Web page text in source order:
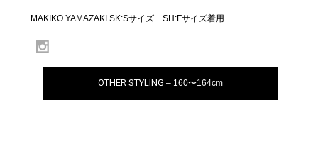
MAKIKO YAMAZAKI SK:Sサイズ SH:Fサイズ着用
OTHER STYLING – 160〜164cm